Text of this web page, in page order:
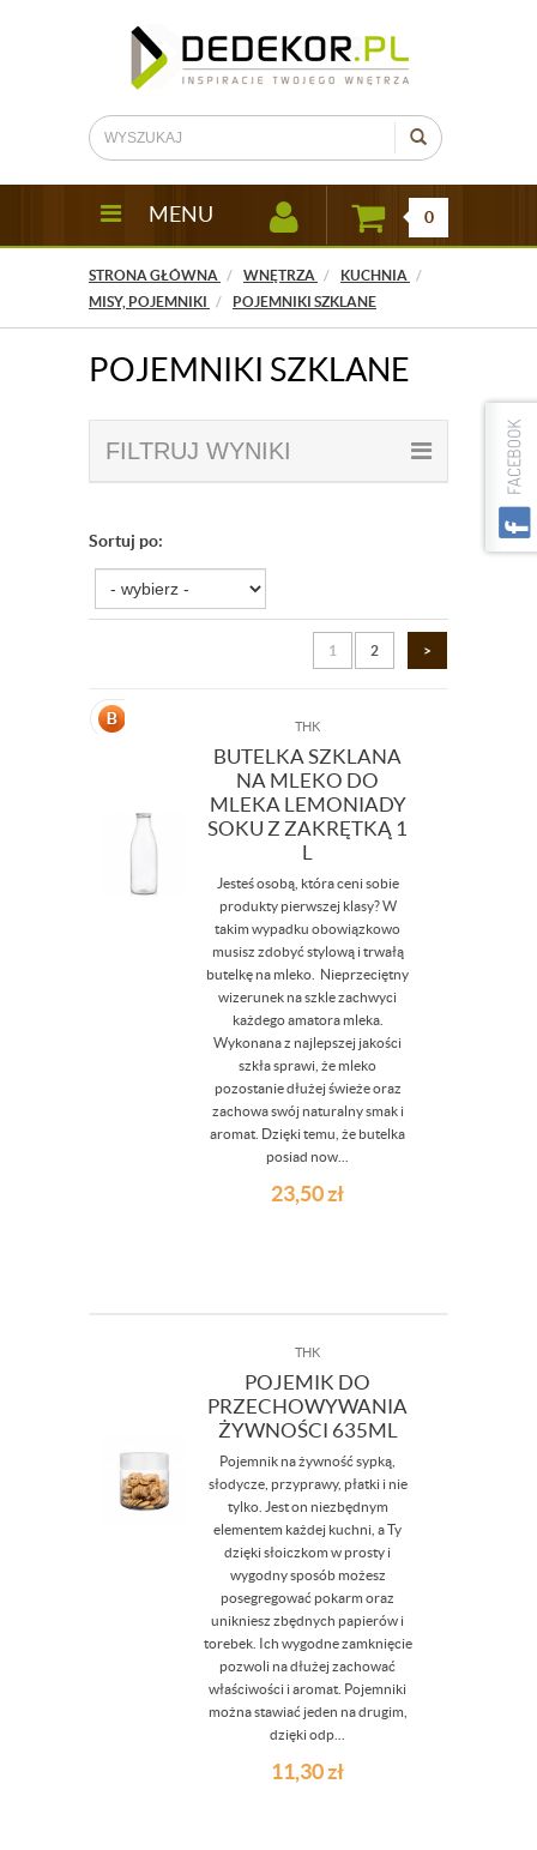
MENU 0
STRONA GŁÓWNA WNĘTRZA
KUCHNIA
MISY, POJEMNIKI
POJEMNIKI SZKLANE
POJEMNIKI SZKLANE
FILTRUJ WYNIKI
Sortuj po:
1 2 >
THK
BUTELKA SZKLANA
NA MLEKO DO
MLEKA LEMONIADY
SOKU Z ZAKRĘTKĄ 1
L
Jesteś osobą, która ceni sobie
produkty pierwszej klasy? W
takim wypadku obowiązkowo
musisz zdobyć stylową i trwałą
butelkę na mleko. Nieprzeciętny
wizerunek na szkle zachwyci
każdego amatora mleka.
Wykonana z najlepszej jakości
szkła sprawi, że mleko
pozostanie dłużej świeże oraz
zachowa swój naturalny smak i
aromat. Dzięki temu, że butelka
posiad now...
23,50zł
THK
POJEMIK DO
PRZECHOWYWANIA
ŻYWNOŚCI 635ML
Pojemnik na żywność sypką,
słodycze, przyprawy, płatki i nie
tylko. Jest on niezbędnym
elementem każdej kuchni, a Ty
dzięki słoiczkom w prosty i
wygodny sposób możesz
posegregować pokarm oraz
unikniesz zbędnych papierów i
torebek. Ich wygodne zamknięcie
pozwoli na dłużej zachować
właściwości i aromat. Pojemniki
można stawiać jeden na drugim,
dzięki odp...
11,30zł